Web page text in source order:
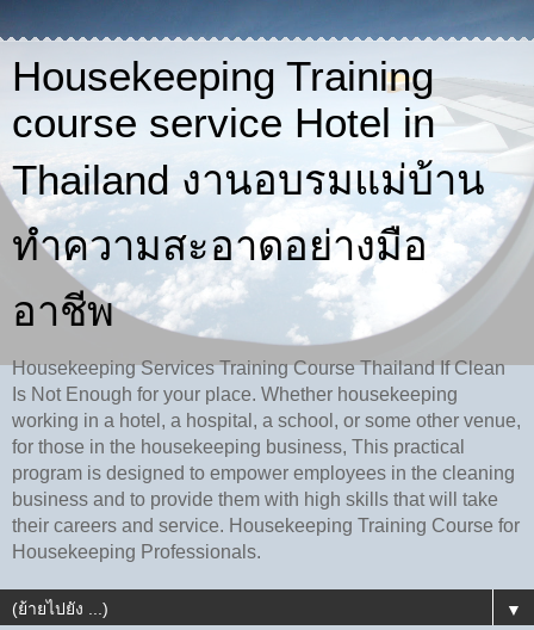
Housekeeping Training
course service Hotel in
Thailand งานอบรมแม่บ้าน
ทำความสะอาดอย่างมือ
อาชีพ
Housekeeping Services Training Course Thailand If Clean
Is Not Enough for your place. Whether housekeeping
working in a hotel, a hospital, a school, or some other venue,
for those in the housekeeping business, This practical
program is designed to empower employees in the cleaning
business and to provide them with high skills that will take
their careers and service. Housekeeping Training Course for
Housekeeping Professionals.
▼